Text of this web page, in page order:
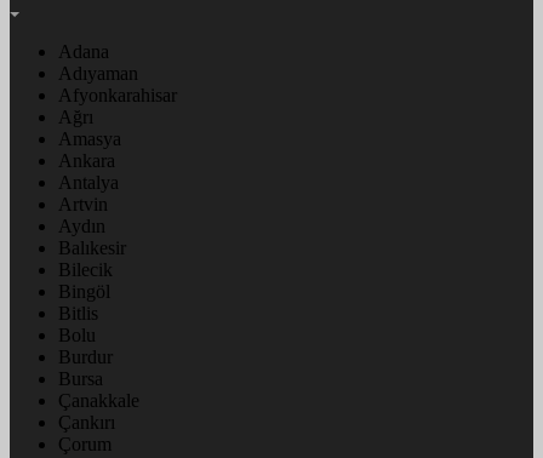
Adana
Adıyaman
Afyonkarahisar
Ağrı
Amasya
Ankara
Antalya
Artvin
Aydın
Balıkesir
Bilecik
Bingöl
Bitlis
Bolu
Burdur
Bursa
Çanakkale
Çankırı
Çorum